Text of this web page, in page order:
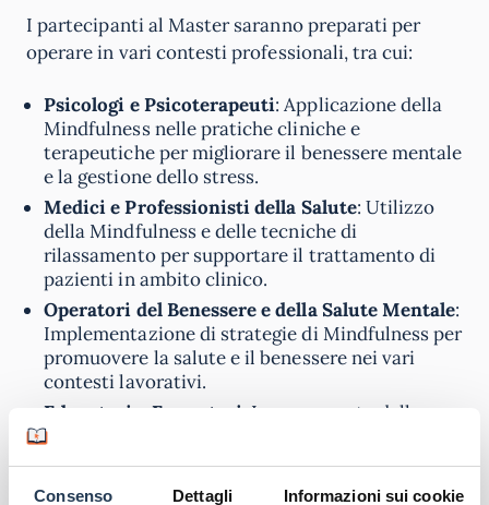
Consenso Dettagli Informazioni sui cookie
I partecipanti al Master saranno preparati per
operare in vari contesti professionali, tra cui:
Psicologi e Psicoterapeuti: Applicazione della
Mindfulness nelle pratiche cliniche e
terapeutiche per migliorare il benessere mentale
e la gestione dello stress.
Medici e Professionisti della Salute: Utilizzo
della Mindfulness e delle tecniche di
rilassamento per supportare il trattamento di
pazienti in ambito clinico.
Operatori del Benessere e della Salute Mentale:
Implementazione di strategie di Mindfulness per
promuovere la salute e il benessere nei vari
contesti lavorativi.
Educatori e Formatori : Insegnamento della
Mindfulness in contesti educativi e di sviluppo
personale.